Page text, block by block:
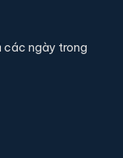
hãng
các ngày trong